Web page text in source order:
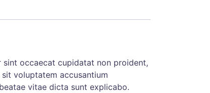
occaecat cupidatat non proident,
voluptatem accusantium
vitae dicta sunt explicabo.